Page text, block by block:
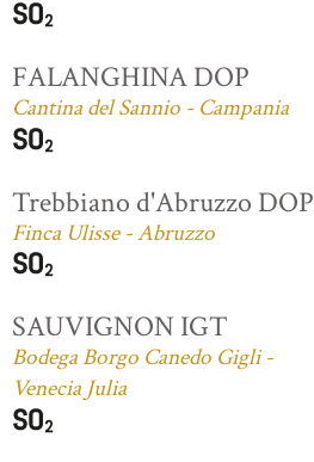
FALANGHINA DOP
Cantina del Sannio - Campania
Trebbiano d'Abruzzo DOP
Finca Ulisse - Abruzzo
SAUVIGNON IGT
Bodega Borgo Canedo Gigli -
Venecia Julia